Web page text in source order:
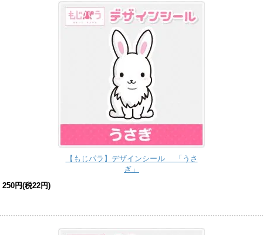
【もじパラ】デザインシール 「うさ
ぎ」
250円(税22円)